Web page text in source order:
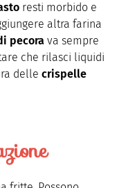
resti morbido e
altra farina
pecora va sempre
che rilasci liquidi
delle crispelle